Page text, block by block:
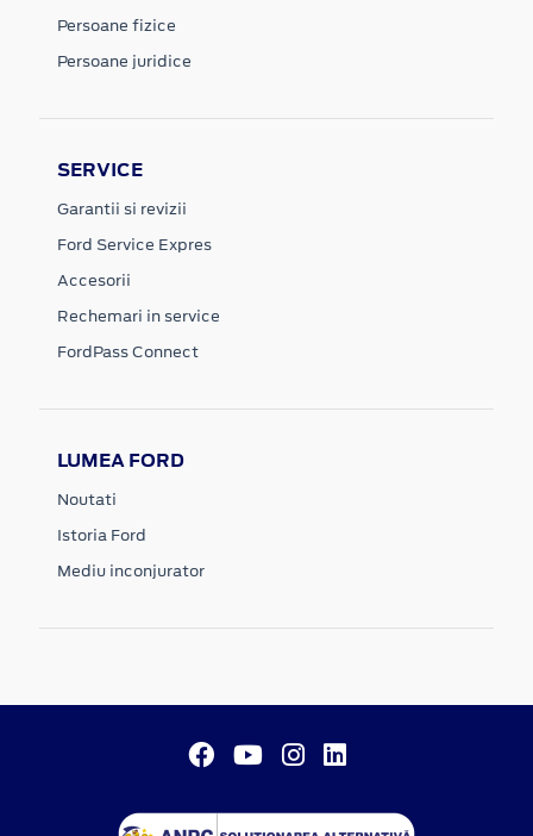
Persoane fizice
Persoane juridice
SERVICE
Garantii si revizii
Ford Service Expres
Accesorii
Rechemari in service
FordPass Connect
LUMEA FORD
Noutati
Istoria Ford
Mediu inconjurator